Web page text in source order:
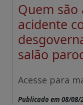
Quem são
acidente
salão
Acesse para
Publicado em 08/08/